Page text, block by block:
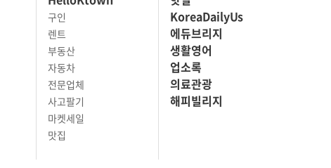
구인
렌트
부동산
자동차
전문업체
사고팔기
마켓세일
맛집
KoreaDailyUs
에듀브리지
생활영어
업소록
의료관광
해피빌리지